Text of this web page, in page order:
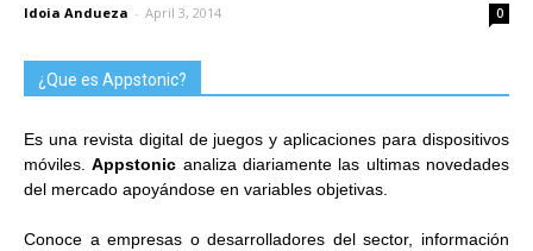
Idoia Andueza - April 3, 2014 0
¿Que es Appstonic?
Es una revista digital de juegos y aplicaciones para dispositivos
móviles.Appstonic analiza diariamente las ultimas novedades
del mercado apoyándose en variables objetivas.
Conoce a empresas o desarrolladores del sector, información